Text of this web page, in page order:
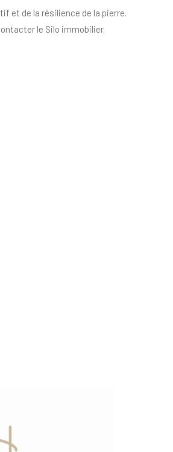
et de la résilience de la pierre.
le Silo immobilier.